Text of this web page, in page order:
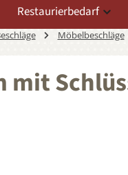
Restaurierbedarf
Möbelbeschläge